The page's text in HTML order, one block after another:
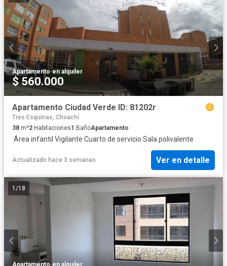
Apartamento·en alquiler
$ 560.000
Apartamento Ciudad Verde ID: 81202r
Tres Esquinas, Choachí
38 m²2 Habitaciones1 BañoApartamento
·Área infantil ·Vigilante·Cuarto de servicio·Sala polivalente
Actualizado hace 3 semanas Ver en detalle
1 /18
Apartamento·en alquiler